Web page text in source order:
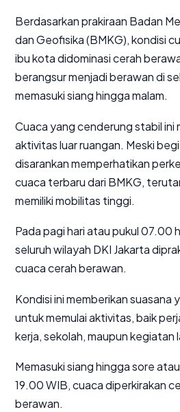
Berdasarkan prakiraan Badan
dan Geofisika (BMKG), kondisi
ibu kota didominasi cerah
berangsur menjadi berawan di
memasuki siang hingga malam.
Cuaca yang cenderung stabil ini
aktivitas luar ruangan. Meski
disarankan memperhatikan
cuaca terbaru dari BMKG,
memiliki mobilitas tinggi.
Pada pagi hari atau pukul 07.00
seluruh wilayah DKI Jakarta
cuaca cerah berawan.
Kondisi ini memberikan suasana
untuk memulai aktivitas, baik
kerja, sekolah, maupun kegiatan
Memasuki siang hingga sore
19.00 WIB, cuaca diperkirakan
berawan.